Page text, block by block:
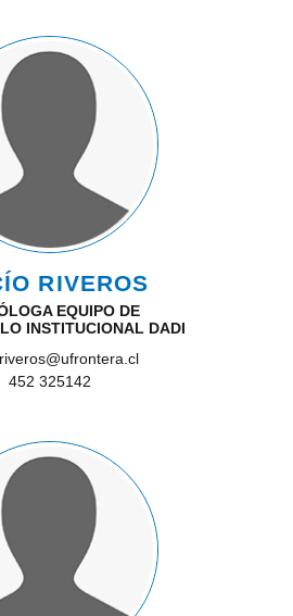
RIVEROS
EQUIPO DE
INSTITUCIONAL DADI
452 325142